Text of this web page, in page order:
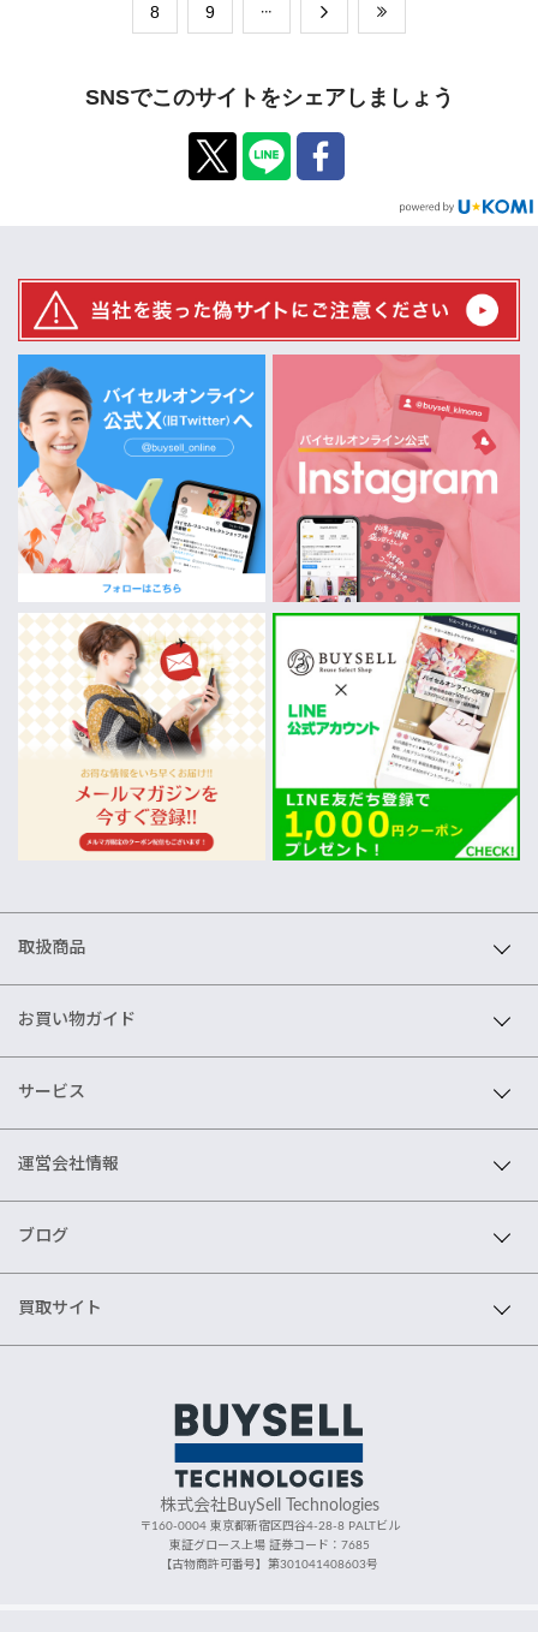
​8 ​9
SNSでこのサイトをシェアしましょう
取扱商品
お買い物ガイド
サービス
運営会社情報
ブログ
買取サイト
株式会社BuySell Technologies
〒160-0004 東京都新宿区四谷4-28-8 PALTビル
東証グロース上場 証券コード：7685
【古物商許可番号】第301041408603号